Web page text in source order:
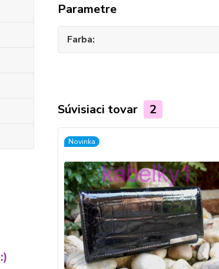
Parametre
Farba
Súvisiaci tovar 2
Novinka